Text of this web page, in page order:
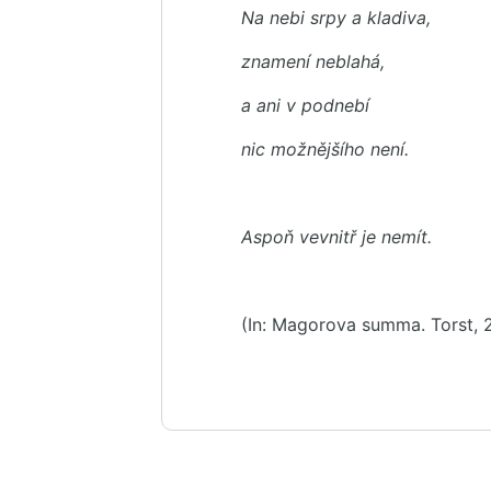
Na nebi srpy a kladiva,
znamení neblahá,
a ani v podnebí
nic možnějšího není.
Aspoň vevnitř je nemít.
(In: Magorova summa. Torst,